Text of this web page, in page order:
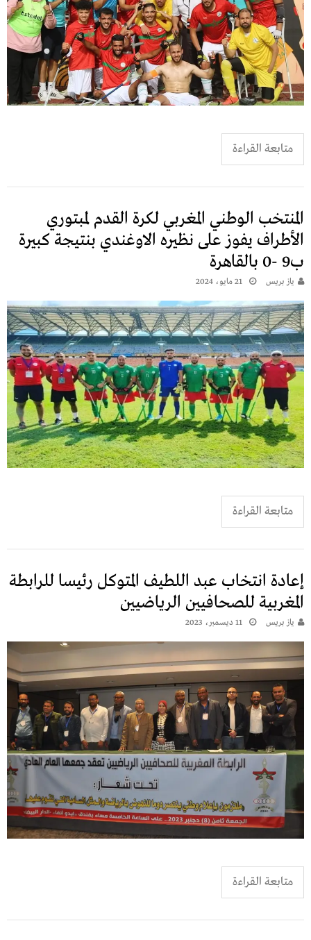
متابعة القراءة
المنتخب الوطني المغربي لكرة القدم لمبتوري
الأطراف يفوز على نظيره الاوغندي بنتيجة كبيرة
ب9 -0 بالقاهرة
يـاز بريـس 21 مايو، 2024
متابعة القراءة
إعادة انتخاب عبد اللطيف المتوكل رئيسا للرابطة
المغربية للصحافيين الرياضيين
يـاز بريـس 11 ديسمبر، 2023
متابعة القراءة